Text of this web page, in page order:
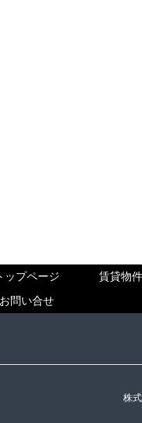
ップページ 賃貸物件
お問い合せ
株